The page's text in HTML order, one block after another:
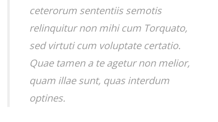
ceterorum sententiis semotis
relinquitur non mihi cum Torquato,
sed virtuti cum voluptate certatio.
Quae tamen a te agetur non melior,
quam illae sunt, quas interdum
optines.